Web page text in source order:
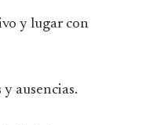
y lugar con
ausencias.